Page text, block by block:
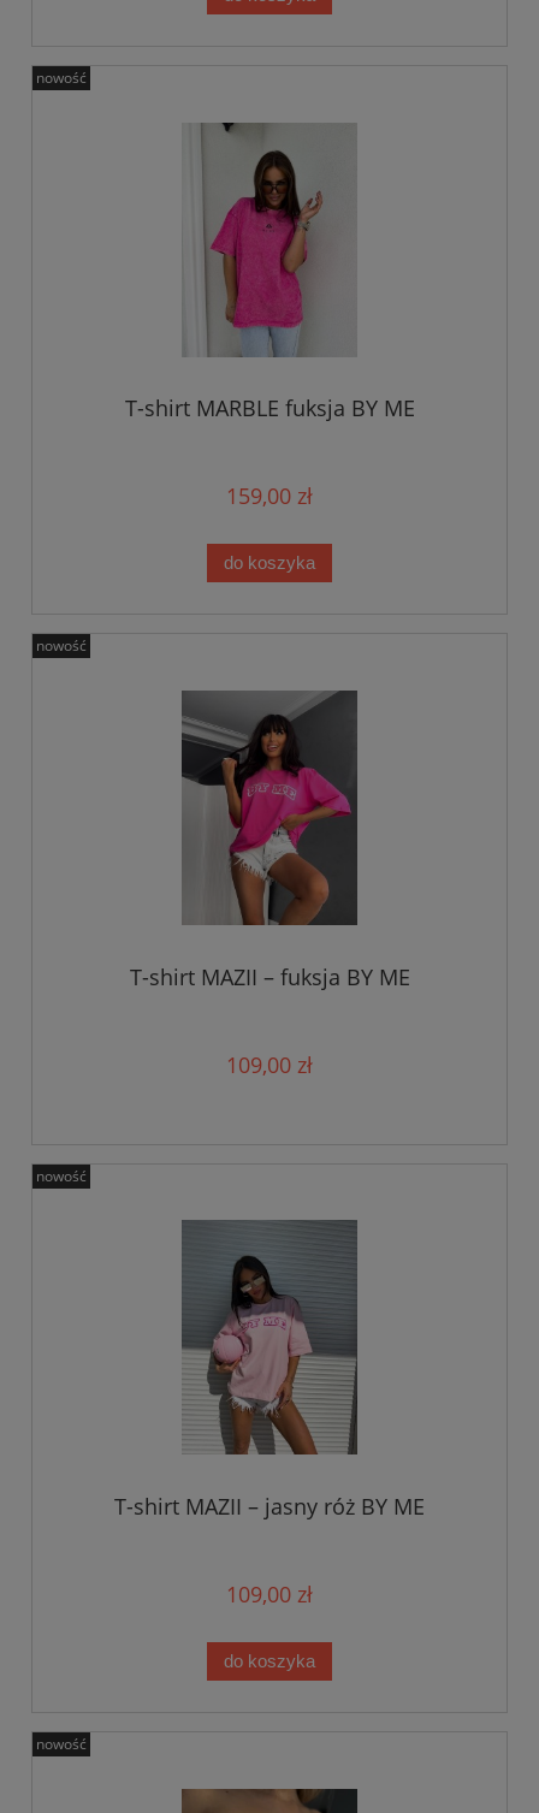
T-shirt MARBLE fuksja BY ME
159,00 zł
do koszyka
nowość
T-shirt MAZII – fuksja BY ME
109,00 zł
nowość
T-shirt MAZII – jasny róż BY ME
109,00 zł
do koszyka
nowość
nowość